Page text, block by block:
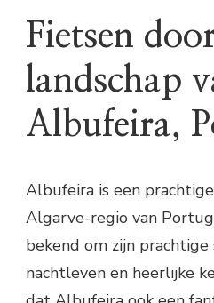
Fietsen
landschap
Albufeira,
Albufeira is een
Algarve-regio van
bekend om zijn
nachtleven en heerlijke